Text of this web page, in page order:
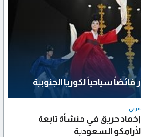
عربي
إخماد حريق في منشأة تابعة
لأرامكو السعودية